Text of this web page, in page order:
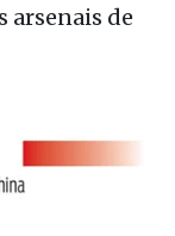
arsenais de